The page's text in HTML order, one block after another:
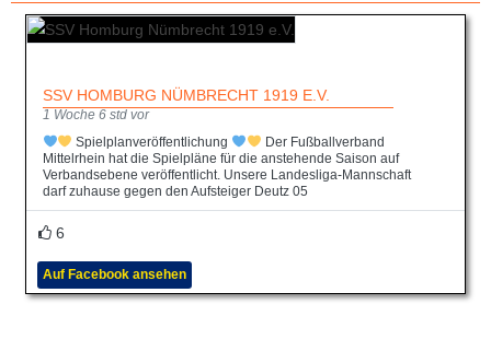
SSV HOMBURG NÜMBRECHT 1919 E.V.
1 Woche 6 std vor
Spielplanveröffentlichung
Der Fußballverband
Mittelrhein hat die Spielpläne für die anstehende Saison auf
Verbandsebene veröffentlicht. Unsere Landesliga-Mannschaft
darf zuhause gegen den Aufsteiger Deutz 05
6
Auf Facebook ansehen